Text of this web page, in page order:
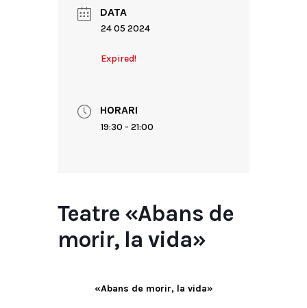
DATA
24 05 2024
Expired!
HORARI
19:30 - 21:00
Teatre «Abans de
morir, la vida»
«Abans de morir, la vida»